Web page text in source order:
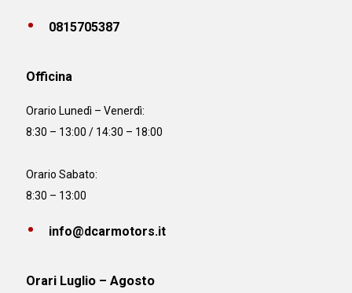
0815705387
Officina
Orario Lunedì – Venerdì:
8:30 – 13:00 / 14:30 – 18:00
Orario Sabato:
8:30 – 13:00
info@dcarmotors.it
Orari Luglio – Agosto